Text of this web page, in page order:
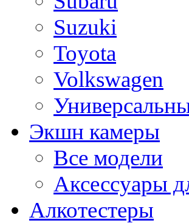
Suzuki
Toyota
Volkswagen
Экшн камеры
Все модели
Аксессуары
Алкотестеры